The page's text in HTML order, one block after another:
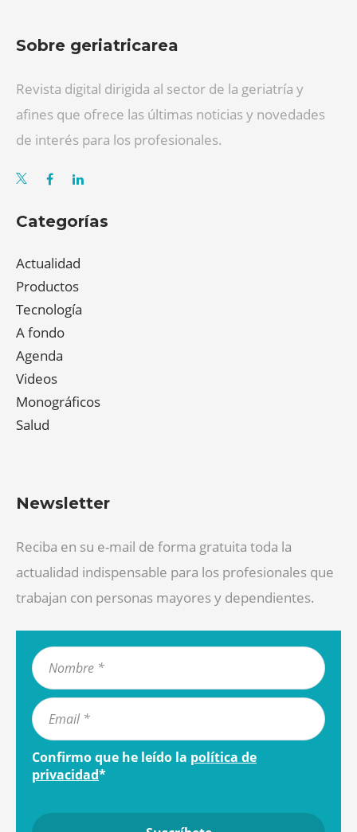
Sobre geriatricarea
Revista digital dirigida al sector de la geriatría y
afines que ofrece las últimas noticias y novedades
de interés para los profesionales.
Categorías
Actualidad
Productos
Tecnología
A fondo
Agenda
Videos
Monográficos
Salud
Newsletter
Reciba en su e-mail de forma gratuita toda la
actualidad indispensable para los profesionales que
trabajan con personas mayores y dependientes.
Confirmo que he leído la política de
privacidad*